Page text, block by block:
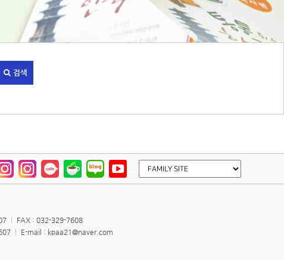
검색
FAX : 032-329-7608
E-mail : kpaa21@naver.com